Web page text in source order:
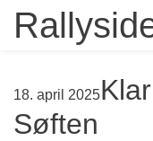
18. april 2025
Søften